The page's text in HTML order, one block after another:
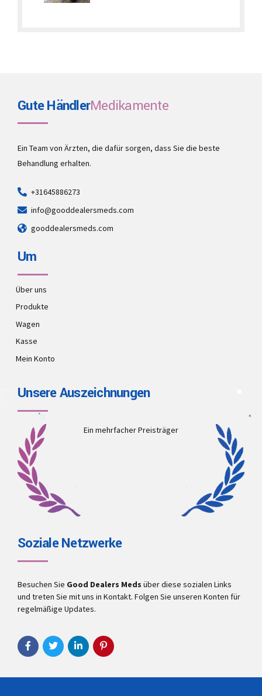
Gute HändlerMedikamente
Ein Team von Ärzten, die dafür sorgen, dass Sie die beste
Behandlung erhalten.
+31645886273
info@gooddealersmeds.com
gooddealersmeds.com
Um
Über uns
Produkte
Wagen
Kasse
Mein Konto
Unsere Auszeichnungen
Ein mehrfacher Preisträger
Soziale Netzwerke
Besuchen Sie Good Dealers Meds über diese sozialen Links
und treten Sie mit uns in Kontakt. Folgen Sie unseren Konten für
regelmäßige Updates.